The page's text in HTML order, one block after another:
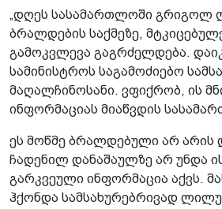
„დღეს სასამართლოში გრიგოლ
ბრალდების საქმეზე,
გამოკვლევა გაგრძელდება.
სამინისტროს საგამოძიებო
მაღალჩინოსანი. ვფიქრობ, ის
ინფორმაციას მიაწვდის
ეს მოწმე ბრალდებული არ არის
ჩადენილ დანაშაულზე არ უნდა
გარკვეული ინფორმაცია აქვს.
ჰქონდა სამსახურებრივად